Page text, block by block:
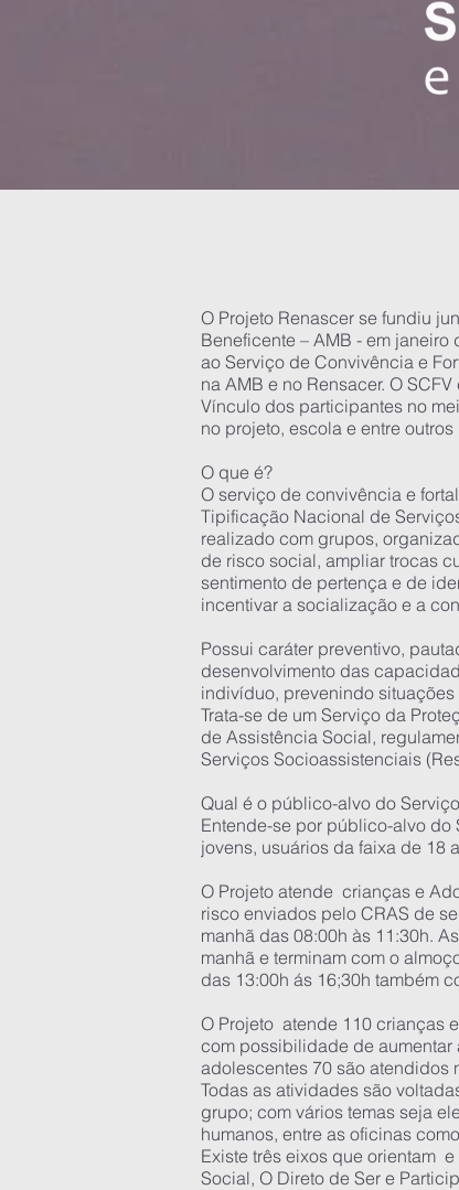
O Projeto Renascer se fundiu
Beneficente – AMB - em
ao Serviço de Convivência e
na AMB e no Rensacer. O
Vínculo dos participantes no
no projeto, escola e entre outros
O que é?
O serviço de convivência e
Tipificação Nacional de
realizado com grupos,
de risco social, ampliar trocas
sentimento de pertença e de
incentivar a socialização e a
Possui caráter preventivo,
desenvolvimento das
indivíduo, prevenindo
Trata-se de um Serviço da
de Assistência Social,
Serviços Socioassistenciais
Qual é o público-alvo do
Entende-se por público-alvo do
jovens, usuários da faixa de 18
O Projeto atende crianças e
risco enviados pelo CRAS de
manhã das 08:00h às 11:30h.
manhã e terminam com o
das 13:00h ás 16;30h também
O Projeto atende 110 crianças
com possibilidade de aumentar
adolescentes 70 são atendidos
Todas as atividades são
grupo; com vários temas seja
humanos, entre as oficinas
Existe três eixos que orientam
Social, O Direto de Ser e